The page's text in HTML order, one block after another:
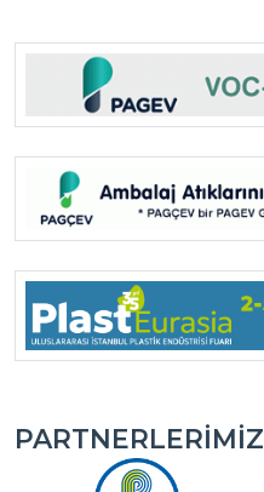
PARTNERLERIMIZ